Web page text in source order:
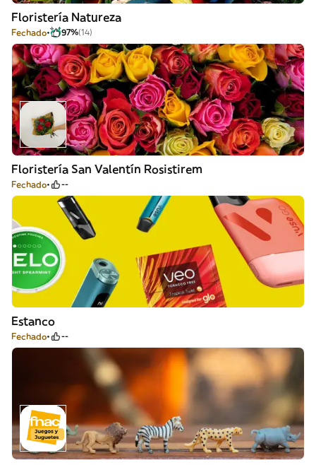
Floristería Natureza
Fechado 97%(14)
Floristería San Valentín Rosistirem
Fechado --
Estanco
Fechado --